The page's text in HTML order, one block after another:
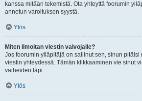
kanssa mitään tekemistä. Ota yhteyttä foorumin
annetun varoituksen syystä.
Ylös
Miten ilmoitan viestin valvojalle?
Jos foorumin ylläpitäjä on sallinut sen, sinun
viestin yhteydessä. Tämän klikkaaminen vie sinut
vaiheiden läpi.
Ylös